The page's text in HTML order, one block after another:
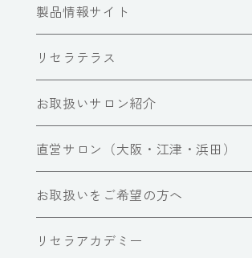
製品情報サイト
リセラテラス
お取扱いサロン紹介
直営サロン（大阪・江津・浜田）
お取扱いをご希望の方へ
リセラアカデミー